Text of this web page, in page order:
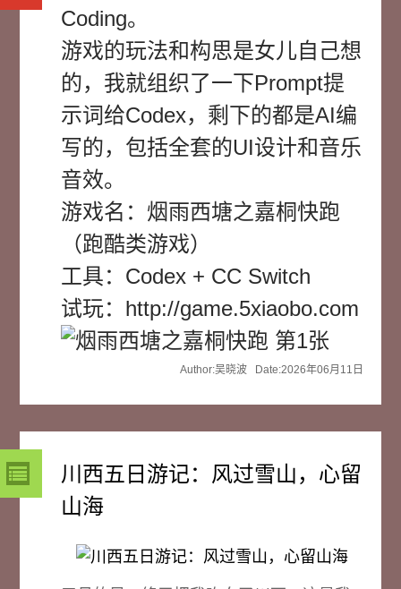
Coding。
游戏的玩法和构思是女儿自己想
的，我就组织了一下Prompt提
示词给Codex，剩下的都是AI编
写的，包括全套的UI设计和音乐
音效。
游戏名：烟雨西塘之嘉桐快跑
（跑酷类游戏）
工具：Codex + CC Switch
试玩：http://game.5xiaobo.com
Author:吴晓波 Date:2026年06月11日
川西五日游记：风过雪山，心留
山海